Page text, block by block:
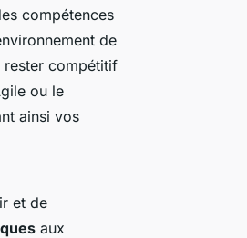
compétences
de
rester compétitif
ou le
ainsi vos
et de
aux